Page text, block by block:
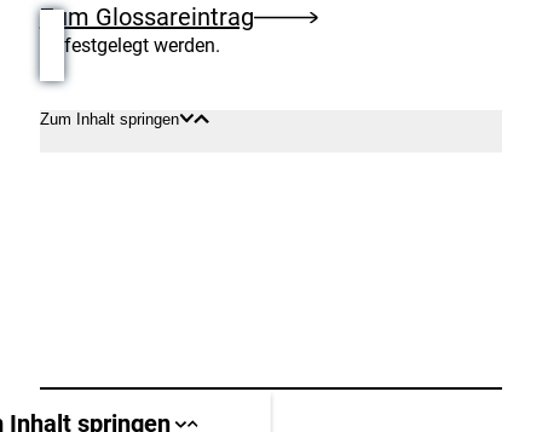
Zum Glossareintrag
festgelegt werden.
Zum Inhalt springen InhaltInhalt
Inhalt springen Sprungankerliste
Sprungankerliste